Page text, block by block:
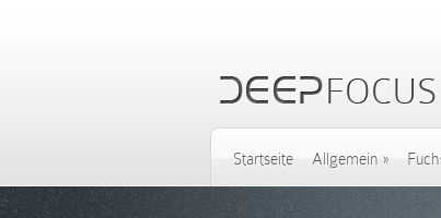
Startseite Allgemein »